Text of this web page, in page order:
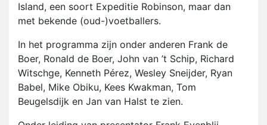
Island, een soort Expeditie Robinson, maar dan
met bekende (oud-)voetballers.
In het programma zijn onder anderen Frank de
Boer, Ronald de Boer, John van ’t Schip, Richard
Witschge, Kenneth Pérez, Wesley Sneijder, Ryan
Babel, Mike Obiku, Kees Kwakman, Tom
Beugelsdijk en Jan van Halst te zien.